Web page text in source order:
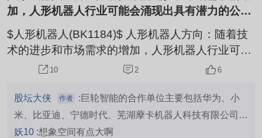
加，人形机器人行业可能会涌现出具有潜力的公
司。巨轮智能002031是未来的机器茅。2
$人形机器人(BK1184)$ 人形机器人方向：随着技
术的进步和市场需求的增加，人形机器人行业可能
会涌现出具有潜力的公司。巨轮智能002031是未
即可全面量产。朝着建成科技强国的宏伟目标奋勇
前进，人工智能、人形机器人是中米竞争争夺的科
技高地，是中国的战略布局，是国家意志，国产替
10 2 6
股坛大侠 作者 :巨轮智能的合作单位主要包括华为、小
米、比亚迪、宁德时代、芜湖藦卡机器人科技有限公司
（藦卡机器人）、傅利叶智能、隆基绿能、昆山市模具工
妖10 :想象空间有点大啊